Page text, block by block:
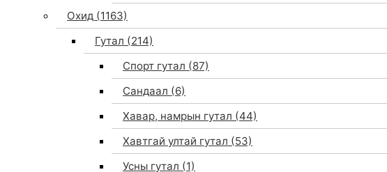
Охид (1163)
Гутал (214)
Спорт гутал (87)
Сандаал (6)
Хавар, намрын гутал (44)
Хавтгай ултай гутал (53)
Усны гутал (1)